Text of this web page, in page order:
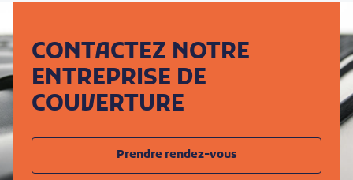
CONTACTEZ NOTRE
ENTREPRISE DE
COUVERTURE
Prendre rendez-vous